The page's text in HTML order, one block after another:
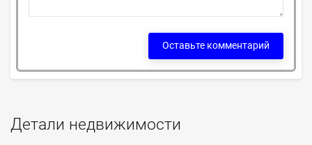
Детали недвижимости
Оставьте комментарий